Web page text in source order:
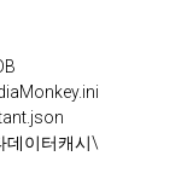
데이터캐시\